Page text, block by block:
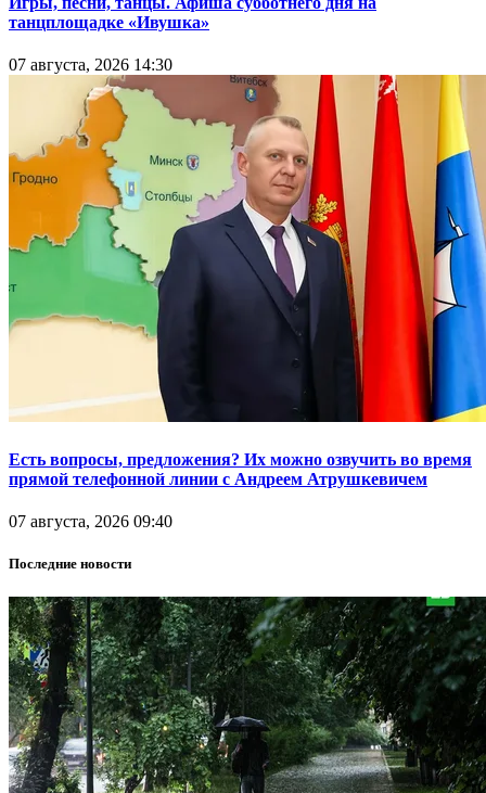
танцплощадке «Ивушка»
07 августа, 2026 14:30
Есть вопросы, предложения? Их можно озвучить во время
прямой телефонной линии с Андреем Атрушкевичем
07 августа, 2026 09:40
Последние новости